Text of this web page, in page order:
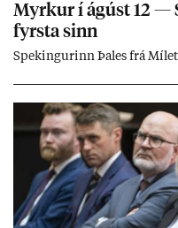
Myrk­ur í ág­úst 12 —
fyrsta sinn
Spek­ing­ur­inn Þa­les frá